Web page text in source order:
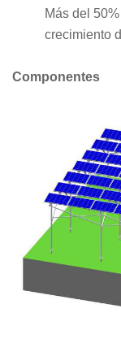
Más del
crecimiento
Componentes